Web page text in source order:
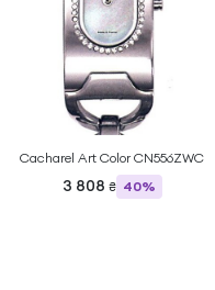
Cacharel Art Color CN556ZWC
3 808 ₴ 40%